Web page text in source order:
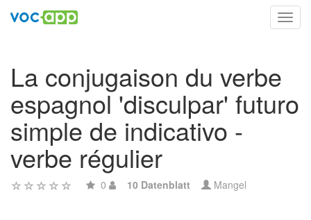
La conjugaison du verbe
espagnol 'disculpar' futuro
simple de indicativo -
verbe régulier
0 10 Datenblatt Mangel